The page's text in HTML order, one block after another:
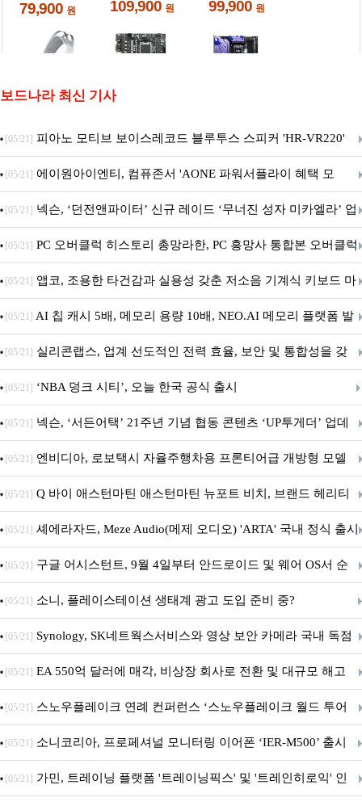
보드나라 최신 기사
[05/21] 피아노 모티브 보이스레코드 블루투스 스피커 'HR-VR220'
출시
[05/21] 에이원아이엔티, 컴퓨존서 'AONE 파워서플라이 혜택 모
음.ZIP' 이벤트 진행
[05/21] 넥슨, ‘던전앤파이터’ 신규 레이드 ‘무너진 성자 미카엘라’ 업
데이트!
[05/21] PC 오버클럭 히스토리 총망라한, PC 흥망사 통합본 오버클럭
특집(1-4편)
[05/21] 앱코, 조용한 타건감과 실용성 갖춘 저소음 기계식 키보드 마
우스 세트 'KM580' 출시
[05/21] AI 칩 캐시 5배, 메모리 용량 10배, NEO.AI 메모리 플랫폼 발
표
[05/21] 실리콘랩스, 업계 선도적인 전력 효율, 보안 및 통합성을 갖
춘 초저전력 블루투스 LE SoC ‘BG2B’ 공개
[05/21] ‘NBA 덩크 시티’, 오늘 한국 공식 출시
[05/21] 넥슨, ‘서든어택’ 21주년 기념 협동 콘텐츠 ‘UP투게더’ 업데
이트
[05/21] 엔비디아, 로보택시 자율주행차용 프론티어급 개방형 모델
‘알파마요 2 슈퍼’ 상업적 이용 가능
[05/21] Q 바이 애스턴마틴 애스턴마틴 뉴포트 비치, 브랜드 헤리티
지 담은 ‘헤리티지 에디션 컬렉션’ 공개
[05/21] 셰에라자드, Meze Audio(메제 오디오) 'ARTA' 국내 정식 출시
[05/21] 구글 어시스턴트, 9월 4일부터 안드로이드 및 웨어 OS서 순
차 서비스 종료
[05/21] 소니, 플레이스테이션 생태계 광고 도입 준비 중?
[05/21] Synology, SK네트웍스서비스와 영상 보안 카메라 국내 독점
판매 파트너십 체결
[05/21] EA 550억 달러에 매각, 비상장 회사로 전환 및 대규모 해고
전망
[05/21] 스노우플레이크 연례 컨퍼런스 ‘스노우플레이크 월드 투어
서울’ 개최
[05/21] 소니코리아, 프로페셔널 모니터링 이어폰 ‘IER-M500’ 출시
[05/21] 가민, 트레이닝 플랫폼 '트레이닝픽스' 및 '트레인히로익' 인